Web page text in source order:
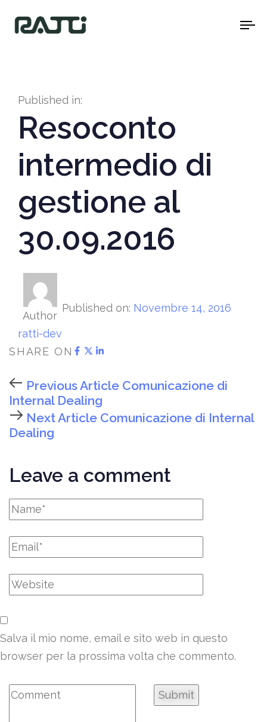
Published in:
Resoconto
intermedio di
gestione al
30.09.2016
Author
ratti-dev
Published on: Novembre 14, 2016
SHARE ON
Previous Article Comunicazione di
Internal Dealing
Next Article Comunicazione di Internal
Dealing
Leave a comment
Salva il mio nome, email e sito web in questo
browser per la prossima volta che commento.